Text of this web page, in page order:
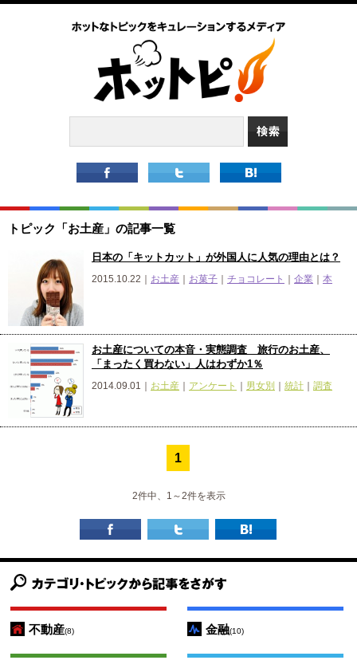
トピック「お土産」の記事一覧
日本の「キットカット」が外国人に人気の理由とは？
2015.10.22｜ お土産 お菓子 チョコレート 企業 本
お土産についての本音・実態調査 旅行のお土産、
「まったく買わない」人はわずか1％
2014.09.01｜ お土産 アンケート 男女別 統計 調査
1
2件中、1～2件を表示
不動産(8) 金融(10)